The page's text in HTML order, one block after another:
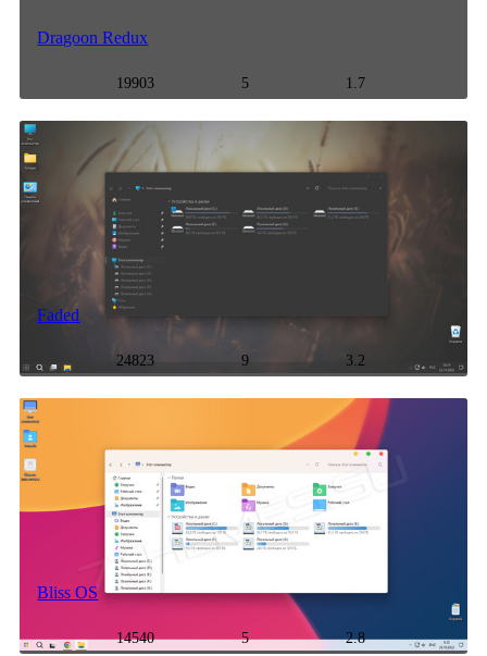
Dragoon Redux
19903 5 1.7
Faded
24823 9 3.2
Bliss OS
14540 5 2.8